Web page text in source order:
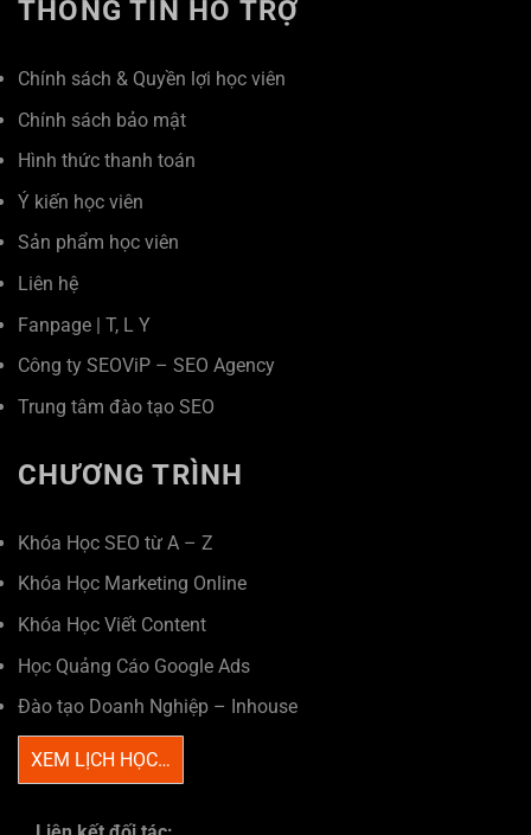
THÔNG TIN HỖ TRỢ
Chính sách & Quyền lợi học viên
Chính sách bảo mật
Hình thức thanh toán
Ý kiến học viên
Sản phẩm học viên
Liên hệ
Fanpage | T, L Y
Công ty SEOViP – SEO Agency
Trung tâm đào tạo SEO
CHƯƠNG TRÌNH
Khóa Học SEO từ A – Z
Khóa Học Marketing Online
Khóa Học Viết Content
Học Quảng Cáo Google Ads
Đào tạo Doanh Nghiệp – Inhouse
XEM LỊCH HỌC…